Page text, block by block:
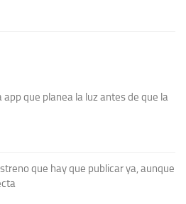
app que planea la luz antes de que la
que hay que publicar ya, aunque